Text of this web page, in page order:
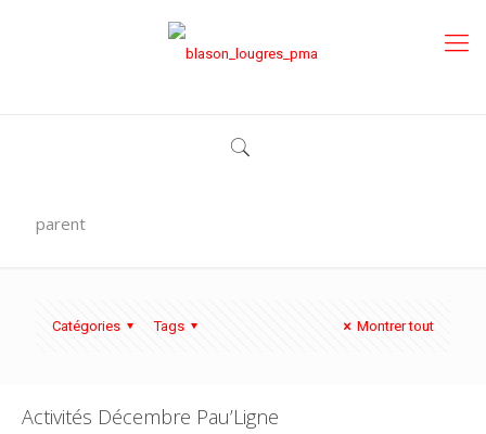
parent
Catégories Tags Montrer tout
Activités Décembre Pau’Ligne